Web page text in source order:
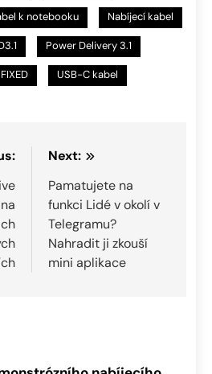
k notebooku Nabíjecí kabel
Power Delivery 3.1
USB-C kabel
Next:
Pamatujete na
funkci Lidé v okolí v
Telegramu?
Nahradit ji zkouší
mini aplikace